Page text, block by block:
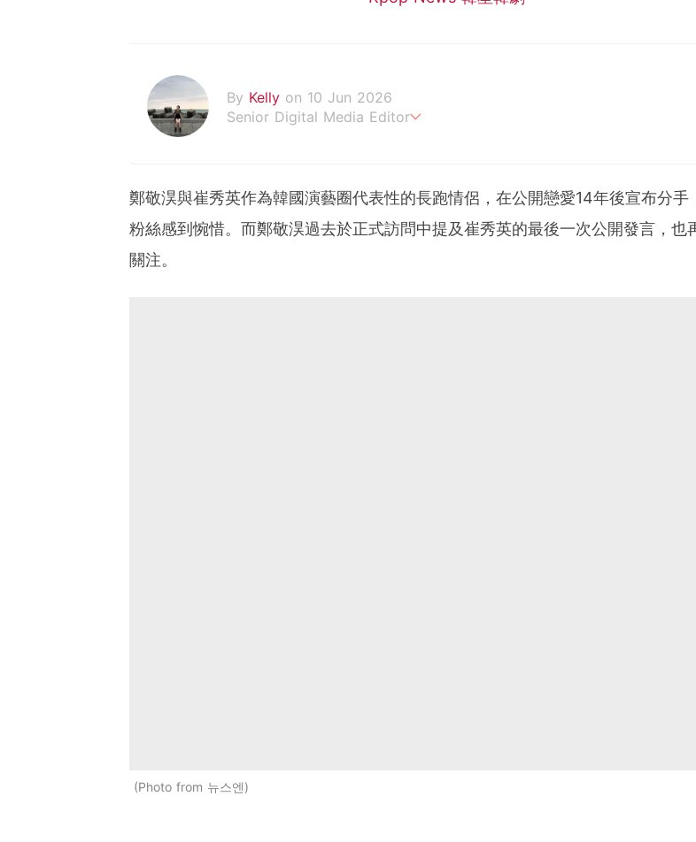
By Kelly on 10 Jun 2026
Senior Digital Media Editor
鄭敬淏與崔秀英作為韓國演藝圈代表性的長跑情侶，在公開戀愛14年後宣布分手
粉絲感到惋惜。而鄭敬淏過去於正式訪問中提及崔秀英的最後一次公開發言，也
關注。
Photo from 뉴스엔